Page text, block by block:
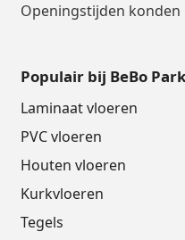
Openingstijden
Populair bij BeBo
Laminaat vloeren
PVC vloeren
Houten vloeren
Kurkvloeren
Tegels